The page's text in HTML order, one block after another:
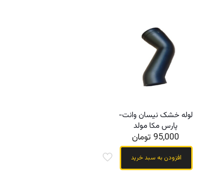
لوله خشک نیسان وانت-
پارس مکا مولد
95,000 تومان
افزودن به سبد خرید